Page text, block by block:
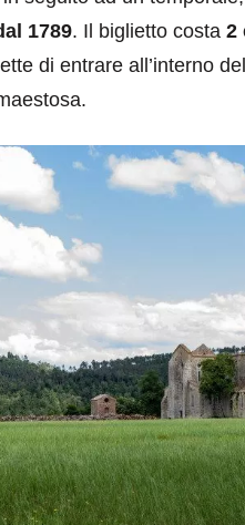
1789. Il biglietto costa 2
di entrare all’interno